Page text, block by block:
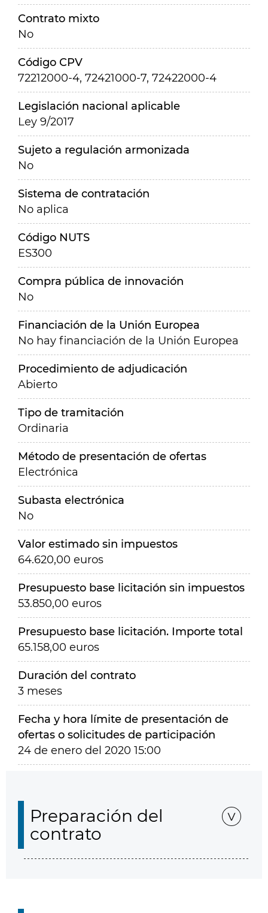
Contrato mixto
No
Código CPV
72212000-4, 72421000-7, 72422000-4
Legislación nacional aplicable
Ley 9/2017
Sujeto a regulación armonizada
No
Sistema de contratación
No aplica
Código NUTS
ES300
Compra pública de innovación
No
Financiación de la Unión Europea
No hay financiación de la Unión Europea
Procedimiento de adjudicación
Abierto
Tipo de tramitación
Ordinaria
Método de presentación de ofertas
Electrónica
Subasta electrónica
No
Valor estimado sin impuestos
64.620,00 euros
Presupuesto base licitación sin impuestos
53.850,00 euros
Presupuesto base licitación. Importe total
65.158,00 euros
Duración del contrato
3 meses
Fecha y hora límite de presentación de
ofertas o solicitudes de participación
24 de enero del 2020 15:00
Preparación del
contrato